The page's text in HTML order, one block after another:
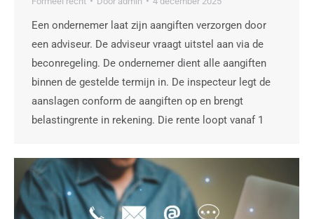
Een ondernemer laat zijn aangiften verzorgen door
een adviseur. De adviseur vraagt uitstel aan via de
beconregeling. De ondernemer dient alle aangiften
binnen de gestelde termijn in. De inspecteur legt de
aanslagen conform de aangiften op en brengt
belastingrente in rekening. Die rente loopt vanaf 1